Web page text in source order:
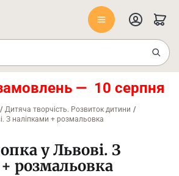
— 10 серпня
/ Дитяча творчість. Розвиток дитини /
З наліпками + розмальовка
у Львові. З
розмальовка